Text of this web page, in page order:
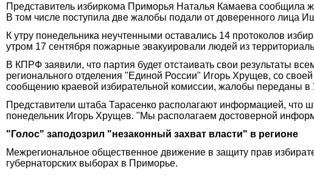
Представитель избиркома Приморья Наталья Камаева сообщила
В том числе поступила две жалобы подали от доверенного лица
К утру понедельника неучтенными оставались 14 протоколов
утром 17 сентября пожарные эвакуировали людей из
В КПРФ заявили, что партия будет отстаивать свои результаты
регионального отделения "Единой России" Игорь Хрущев, со
сообщению краевой избирательной комиссии, жалобы переданы
Представители штаба Тарасенко располагают информацией, что
понедельник Игорь Хрущев. "Мы располагаем достоверной
"Голос" заподозрил "незаконный захват власти" в регионе
Межрегиональное общественное движение в защиту прав
губернаторских выборах в Приморье.